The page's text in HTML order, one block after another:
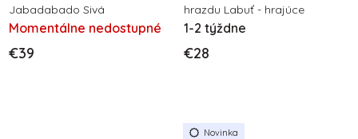
Jabadabado Sivá
Momentálne nedostupné
€39
hrazdu Labuť - hrajúce
1-2 týždne
€28
Novinka